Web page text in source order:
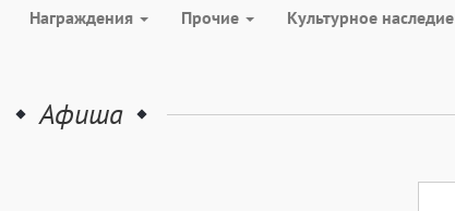
Награждения Прочие Культурное наследие
Афиша